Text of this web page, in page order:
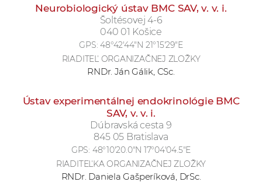
A
Neurobiologický ústav BMC SAV, v. v. i.
Šoltésovej 4-6
040 01 Košice
GPS:48°42'44"N 21°15'29"E
RIADITEĽ ORGANIZAČNEJ ZLOŽKY
RNDr. Ján Gálik, CSc.
Ústav experimentálnej endokrinológie BMC
SAV, v. v. i.
Dúbravská cesta 9
845 05 Bratislava
GPS: 48°10'20.0"N 17°04'04.5"E
RIADITEĽKA ORGANIZAČNEJ ZLOŽKY
RNDr. Daniela Gašperíková, DrSc.